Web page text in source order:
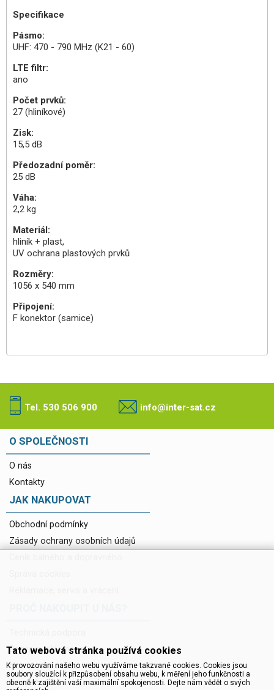
Specifikace
Pásmo:
UHF: 470 - 790 MHz (K21 - 60)
LTE filtr:
ano
Počet prvků:
27 (hliníkové)
Zisk:
15,5 dB
Předozadní poměr:
25 dB
Váha:
2,2 kg
Materiál:
hliník + plast,
UV ochrana plastových prvků
Rozměry:
1056 x 540 mm
Připojení:
F konektor (samice)
Tel. 530 506 900 info@inter-sat.cz
O SPOLEČNOSTI
O nás
Kontakty
JAK NAKUPOVAT
Obchodní podmínky
Zásady ochrany osobních údajů
Servis a reklamace
Novinky do mailu
Ke stažení
Tato webová stránka používá cookies
K provozování našeho webu využíváme takzvané cookies. Cookies jsou
soubory sloužící k přizpůsobení obsahu webu, k měření jeho funkčnosti a
obecně k zajištění vaší maximální spokojenosti. Dejte nám vědět o svých